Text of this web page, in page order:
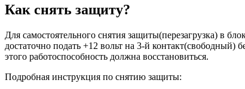
Как снять защиту?
Для самостоятельного снятия защиты(перезагрузка) в
достаточно подать +12 вольт на 3-й
этого работоспособность должна восстановиться.
Подробная инструкция по снятию защиты: